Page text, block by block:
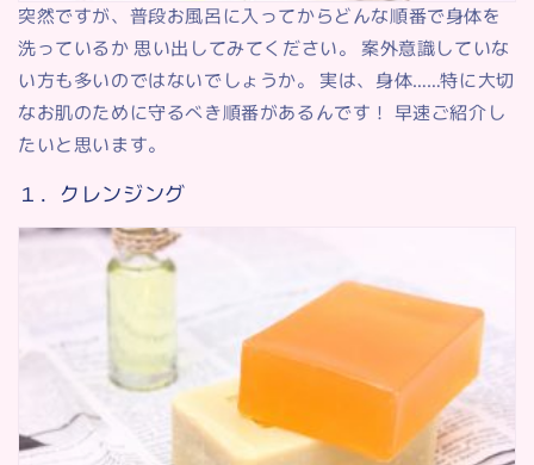
突然ですが、普段お風呂に入ってからどんな順番で身体を
洗っているか 思い出してみてください。 案外意識していな
い方も多いのではないでしょうか。 実は、身体……特に大切
なお肌のために守るべき順番があるんです！ 早速ご紹介し
たいと思います。
１．クレンジング